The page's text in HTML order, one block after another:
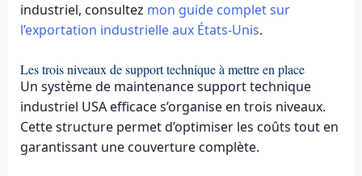
industriel, consultez mon guide complet sur
l’exportation industrielle aux États-Unis.
Les trois niveaux de support technique à mettre en place
Un système de maintenance support technique
industriel USA efficace s’organise en trois niveaux.
Cette structure permet d’optimiser les coûts tout en
garantissant une couverture complète.